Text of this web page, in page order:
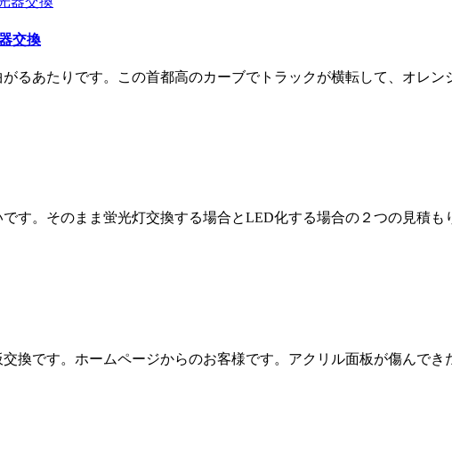
交換
るあたりです。この首都高のカーブでトラックが横転して、オレン
す。そのまま蛍光灯交換する場合とLED化する場合の２つの見積も
換です。ホームページからのお客様です。アクリル面板が傷んでき